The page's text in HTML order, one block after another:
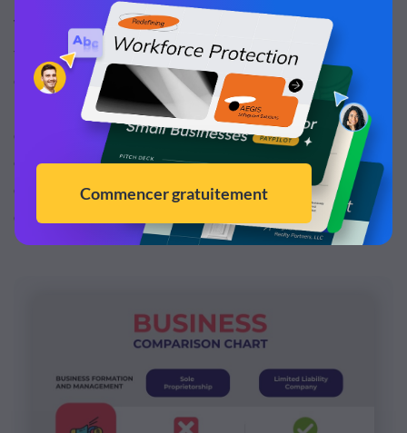
Vous cherchez à vous éloigner des checklists
traditionnelles d’avantages et d’inconvénients ? Utilisez
ce modèle d'infographie pour visualiser les avantages et
les inconvénients dans des catégories distinctes. Au lieu
d'une checklist linéaire avec deux colonnes d'avantages
et d'inconvénients, ce modèle d'avantages et
d'inconvénients vous aide à organiser vos entrées à l'aide
d'icônes.